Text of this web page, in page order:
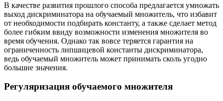
В качестве развития прошлого способа предлагается умножать
выход дискриминатора на обучаемый множитель, что избавит
от необходимости подбирать константу, а также сделает метод
более гибким ввиду возможности изменения множителя во
время обучения. Однако так вовсе теряется гарантия на
ограниченность липшицевой константы дискриминатора,
ведь обучаемый множитель может принимать сколь угодно
большие значения.
Регуляризация обучаемого множителя